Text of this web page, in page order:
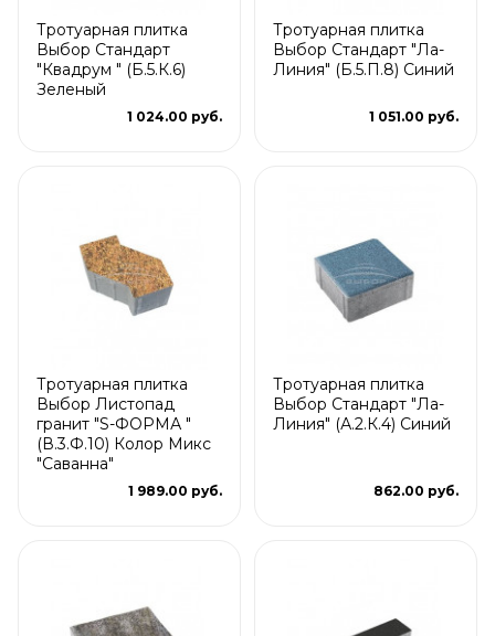
Тротуарная плитка
Выбор Стандарт
"Квадрум " (Б.5.К.6)
Зеленый
1 024.00 руб.
Тротуарная плитка
Выбор Стандарт "Ла-
Линия" (Б.5.П.8) Синий
1 051.00 руб.
Тротуарная плитка
Выбор Листопад
гранит "S-ФОРМА "
(В.3.Ф.10) Колор Микс
"Саванна"
1 989.00 руб.
Тротуарная плитка
Выбор Стандарт "Ла-
Линия" (А.2.К.4) Синий
862.00 руб.